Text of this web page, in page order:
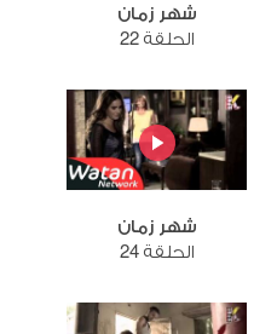
شهر زمان
الحلقة 22
شهر زمان
الحلقة 24